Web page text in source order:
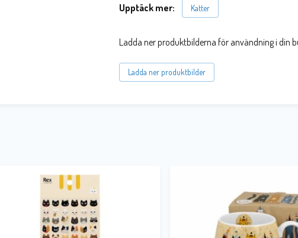
Upptäck mer: Katter
Ladda ner produktbilderna för användning i din
Ladda ner produktbilder